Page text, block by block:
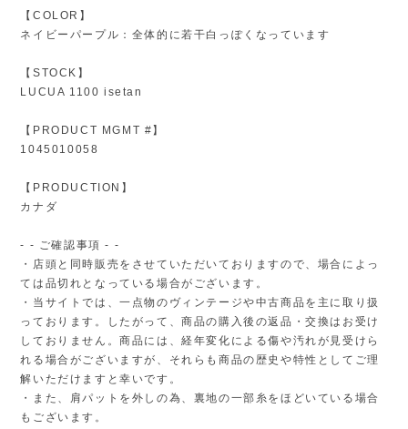
【COLOR】
ネイビーパープル：全体的に若干白っぽくなっています
【STOCK】
LUCUA 1100 isetan
【PRODUCT MGMT #】
1045010058
【PRODUCTION】
カナダ
- - ご確認事項 - -
・店頭と同時販売をさせていただいておりますので、場合によっ
ては品切れとなっている場合がございます。
・当サイトでは、一点物のヴィンテージや中古商品を主に取り扱
っております。したがって、商品の購入後の返品・交換はお受け
しておりません。商品には、経年変化による傷や汚れが見受けら
れる場合がございますが、それらも商品の歴史や特性としてご理
解いただけますと幸いです。
・また、肩パットを外しの為、裏地の一部糸をほどいている場合
もございます。